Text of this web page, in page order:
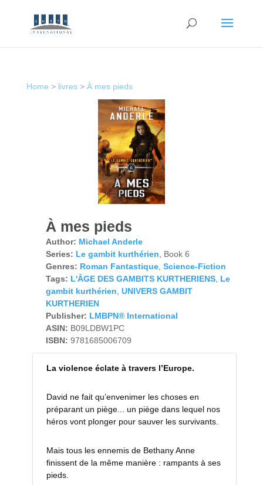
Home > livres> À mes pieds
À mes pieds
Author: Michael Anderle
Series: Le gambit kurthérien, Book 6
Genres: Roman Fantastique, Science-Fiction
Tags: L'ÂGE DES GAMBITS KURTHERIENS, Le
gambit kurthérien, UNIVERS GAMBIT
KURTHERIEN
Publisher: LMBPN® International
ASIN: B09LDBW1PC
ISBN: 9781685006709
La violence éclate à travers l’Europe.
David ne fait qu’envenimer les choses en
préparant un piège... un piège dans lequel nos
héros vont plonger pour sauver les survivants.
Mais tous les ennemis de Bethany Anne
finissent de la même manière : rampants à ses
pieds.